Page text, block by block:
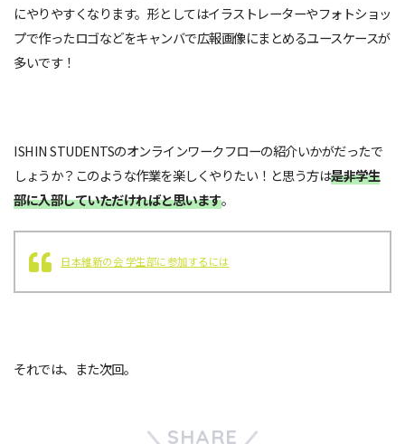
にやりやすくなります。形としてはイラストレーターやフォトショッ
プで作ったロゴなどをキャンバで広報画像にまとめるユースケースが
多いです！
ISHIN STUDENTSのオンラインワークフローの紹介いかがだったで
しょうか？このような作業を楽しくやりたい！と思う方は是非学生
部に入部していただければと思います。
日本維新の会 学生部に参加するには
それでは、また次回。
SHARE